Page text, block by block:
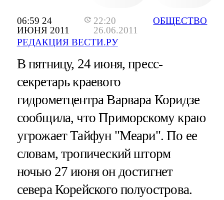
06:59 24
ИЮНЯ 2011
22:20
26.06.2011
РЕДАКЦИЯ ВЕСТИ.РУ
ОБЩЕСТВО
В пятницу, 24 июня, пресс-
секретарь краевого
гидрометцентра Варвара Коридзе
сообщила, что Приморскому краю
угрожает Тайфун "Меари". По ее
словам, тропический шторм
ночью 27 июня он достигнет
севера Корейского полуострова.